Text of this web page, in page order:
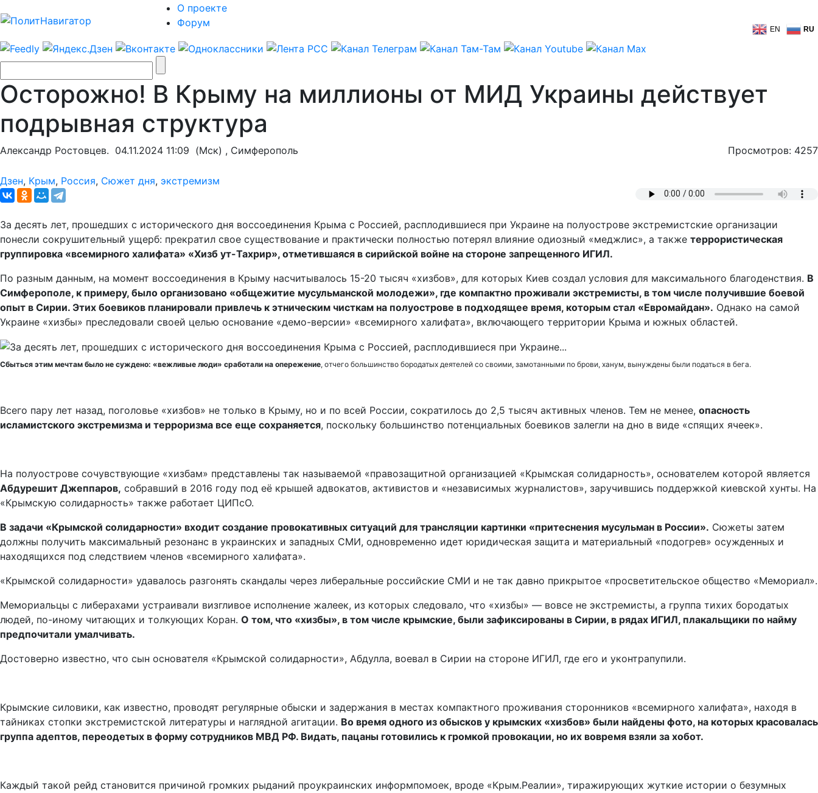
О проекте
Форум
EN RU
Осторожно! В Крыму на миллионы от МИД Украины действует
подрывная структура
Александр Ростовцев. 04.11.2024 11:09 (Мск) , Симферополь Просмотров: 4257
Дзен, Крым, Россия, Сюжет дня, экстремизм
За десять лет, прошедших с исторического дня воссоединения Крыма с Россией, расплодившиеся при Украине на полуострове экстремистские организации
понесли сокрушительный ущерб: прекратил свое существование и практически полностью потерял влияние одиозный «меджлис», а также террористическая
группировка «всемирного халифата» «Хизб ут-Тахрир», отметившаяся в сирийской войне на стороне запрещенного ИГИЛ.
По разным данным, на момент воссоединения в Крыму насчитывалось 15-20 тысяч «хизбов», для которых Киев создал условия для максимального благоденствия. В
Симферополе, к примеру, было организовано «общежитие мусульманской молодежи», где компактно проживали экстремисты, в том числе получившие боевой
опыт в Сирии. Этих боевиков планировали привлечь к этническим чисткам на полуострове в подходящее время, которым стал «Евромайдан». Однако на самой
Украине «хизбы» преследовали своей целью основание «демо-версии» «всемирного халифата», включающего территории Крыма и южных областей.
Сбыться этим мечтам было не суждено: «вежливые люди» сработали на опережение, отчего большинство бородатых деятелей со своими, замотанными по брови, ханум, вынуждены были податься в бега.
Всего пару лет назад, поголовье «хизбов» не только в Крыму, но и по всей России, сократилось до 2,5 тысяч активных членов. Тем не менее, опасность
исламистского экстремизма и терроризма все еще сохраняется, поскольку большинство потенциальных боевиков залегли на дно в виде «спящих ячеек».
На полуострове сочувствующие «хизбам» представлены так называемой «правозащитной организацией «Крымская солидарность», основателем которой является
Абдурешит Джеппаров, собравший в 2016 году под её крышей адвокатов, активистов и «независимых журналистов», заручившись поддержкой киевской хунты. На
«Крымскую солидарность» также работает ЦИПсО.
В задачи «Крымской солидарности» входит создание провокативных ситуаций для трансляции картинки «притеснения мусульман в России». Сюжеты затем
должны получить максимальный резонанс в украинских и западных СМИ, одновременно идет юридическая защита и материальный «подогрев» осужденных и
находящихся под следствием членов «всемирного халифата».
«Крымской солидарности» удавалось разгонять скандалы через либеральные российские СМИ и не так давно прикрытое «просветительское общество «Мемориал».
Мемориальцы с либерахами устраивали визгливое исполнение жалеек, из которых следовало, что «хизбы» — вовсе не экстремисты, а группа тихих бородатых
людей, по-иному читающих и толкующих Коран. О том, что «хизбы», в том числе крымские, были зафиксированы в Сирии, в рядах ИГИЛ, плакальщики по найму
предпочитали умалчивать.
Достоверно известно, что сын основателя «Крымской солидарности», Абдулла, воевал в Сирии на стороне ИГИЛ, где его и уконтрапупили.
Крымские силовики, как известно, проводят регулярные обыски и задержания в местах компактного проживания сторонников «всемирного халифата», находя в
тайниках стопки экстремистской литературы и наглядной агитации. Во время одного из обысков у крымских «хизбов» были найдены фото, на которых красовалась
группа адептов, переодетых в форму сотрудников МВД РФ. Видать, пацаны готовились к громкой провокации, но их вовремя взяли за хобот.
Каждый такой рейд становится причиной громких рыданий проукраинских информпомоек, вроде «Крым.Реалии», тиражирующих жуткие истории о безумных